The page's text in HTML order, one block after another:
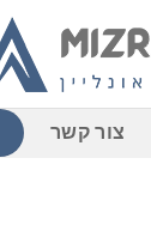
צור קשר